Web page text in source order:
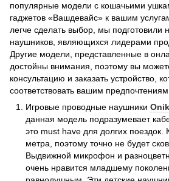
популярные модели с кошачьими
гаджетов «Вашдевайс» к вашим
легче сделать выбор, мы подготовили
наушников, являющихся лидерами
Другие модели, представленные в
достойны внимания, поэтому вы
консультацию и заказать устройство,
соответствовать вашим
Игровые проводные наушники
данная модель подразумевает
это must have для долгих поездок.
метра, поэтому точно не будет
Выдвижной микрофон и
очень нравится младшему